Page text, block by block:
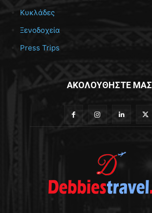
Κυκλάδες
Ξενοδοχεία
Press Trips
ΑΚΟΛΟΥΘΗΣΤΕ ΜΑΣ